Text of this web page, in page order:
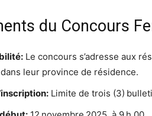
du Concours
Le concours s’adresse aux
leur province de résidence.
Limite de trois (3)